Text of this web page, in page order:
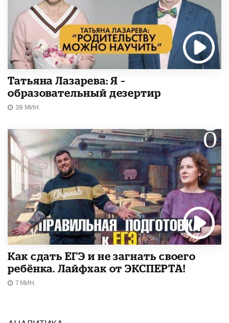
Татьяна Лазарева: Я –
образовательный дезертир
39 МИН.
​Как сдать ЕГЭ и не загнать своего
ребёнка. Лайфхак от ЭКСПЕРТА!
7 МИН.